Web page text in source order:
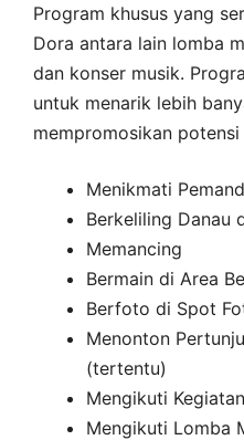
Program khusus yang
Dora antara lain lomba
dan konser musik.
untuk menarik lebih
mempromosikan
Menikmati
Berkeliling Danau
Memancing
Bermain di Area
Berfoto di Spot
Menonton
(tertentu)
Mengikuti
Mengikuti Lomba